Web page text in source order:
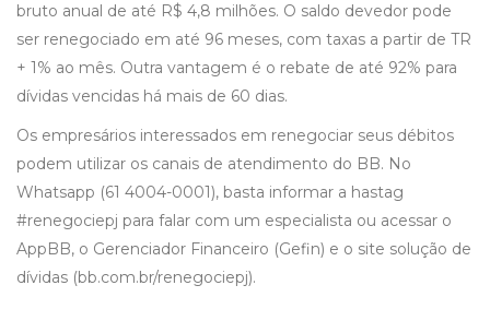
bruto anual de até R$ 4,8 milhões. O saldo devedor pode
ser renegociado em até 96 meses, com taxas a partir de TR
+ 1% ao mês. Outra vantagem é o rebate de até 92% para
dívidas vencidas há mais de 60 dias.
Os empresários interessados em renegociar seus débitos
podem utilizar os canais de atendimento do BB. No
Whatsapp (61 4004-0001), basta informar a hastag
#renegociepj para falar com um especialista ou acessar o
AppBB, o Gerenciador Financeiro (Gefin) e o site solução de
dívidas (bb.com.br/renegociepj).